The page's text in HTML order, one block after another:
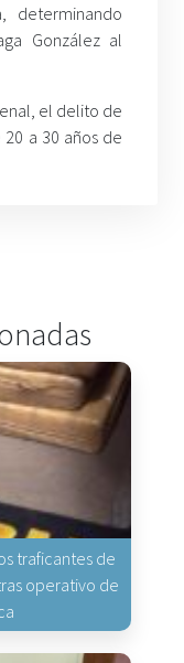
determinando
González al
el delito de
a 30 años de
traficantes de
operativo de